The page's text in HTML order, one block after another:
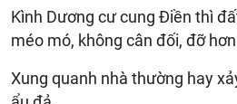
Kình Dương cư cung Điền thì
méo mó, không cân đối, đỡ
Xung quanh nhà thường hay